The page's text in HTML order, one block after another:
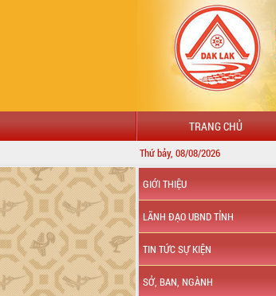
TRANG CHỦ
Thứ bảy, 08/08/2026
GIỚI THIỆU
LÃNH ĐẠO UBND TỈNH
TIN TỨC SỰ KIỆN
SỞ, BAN, NGÀNH